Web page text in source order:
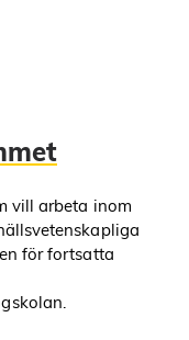
vill arbeta inom
för fortsatta